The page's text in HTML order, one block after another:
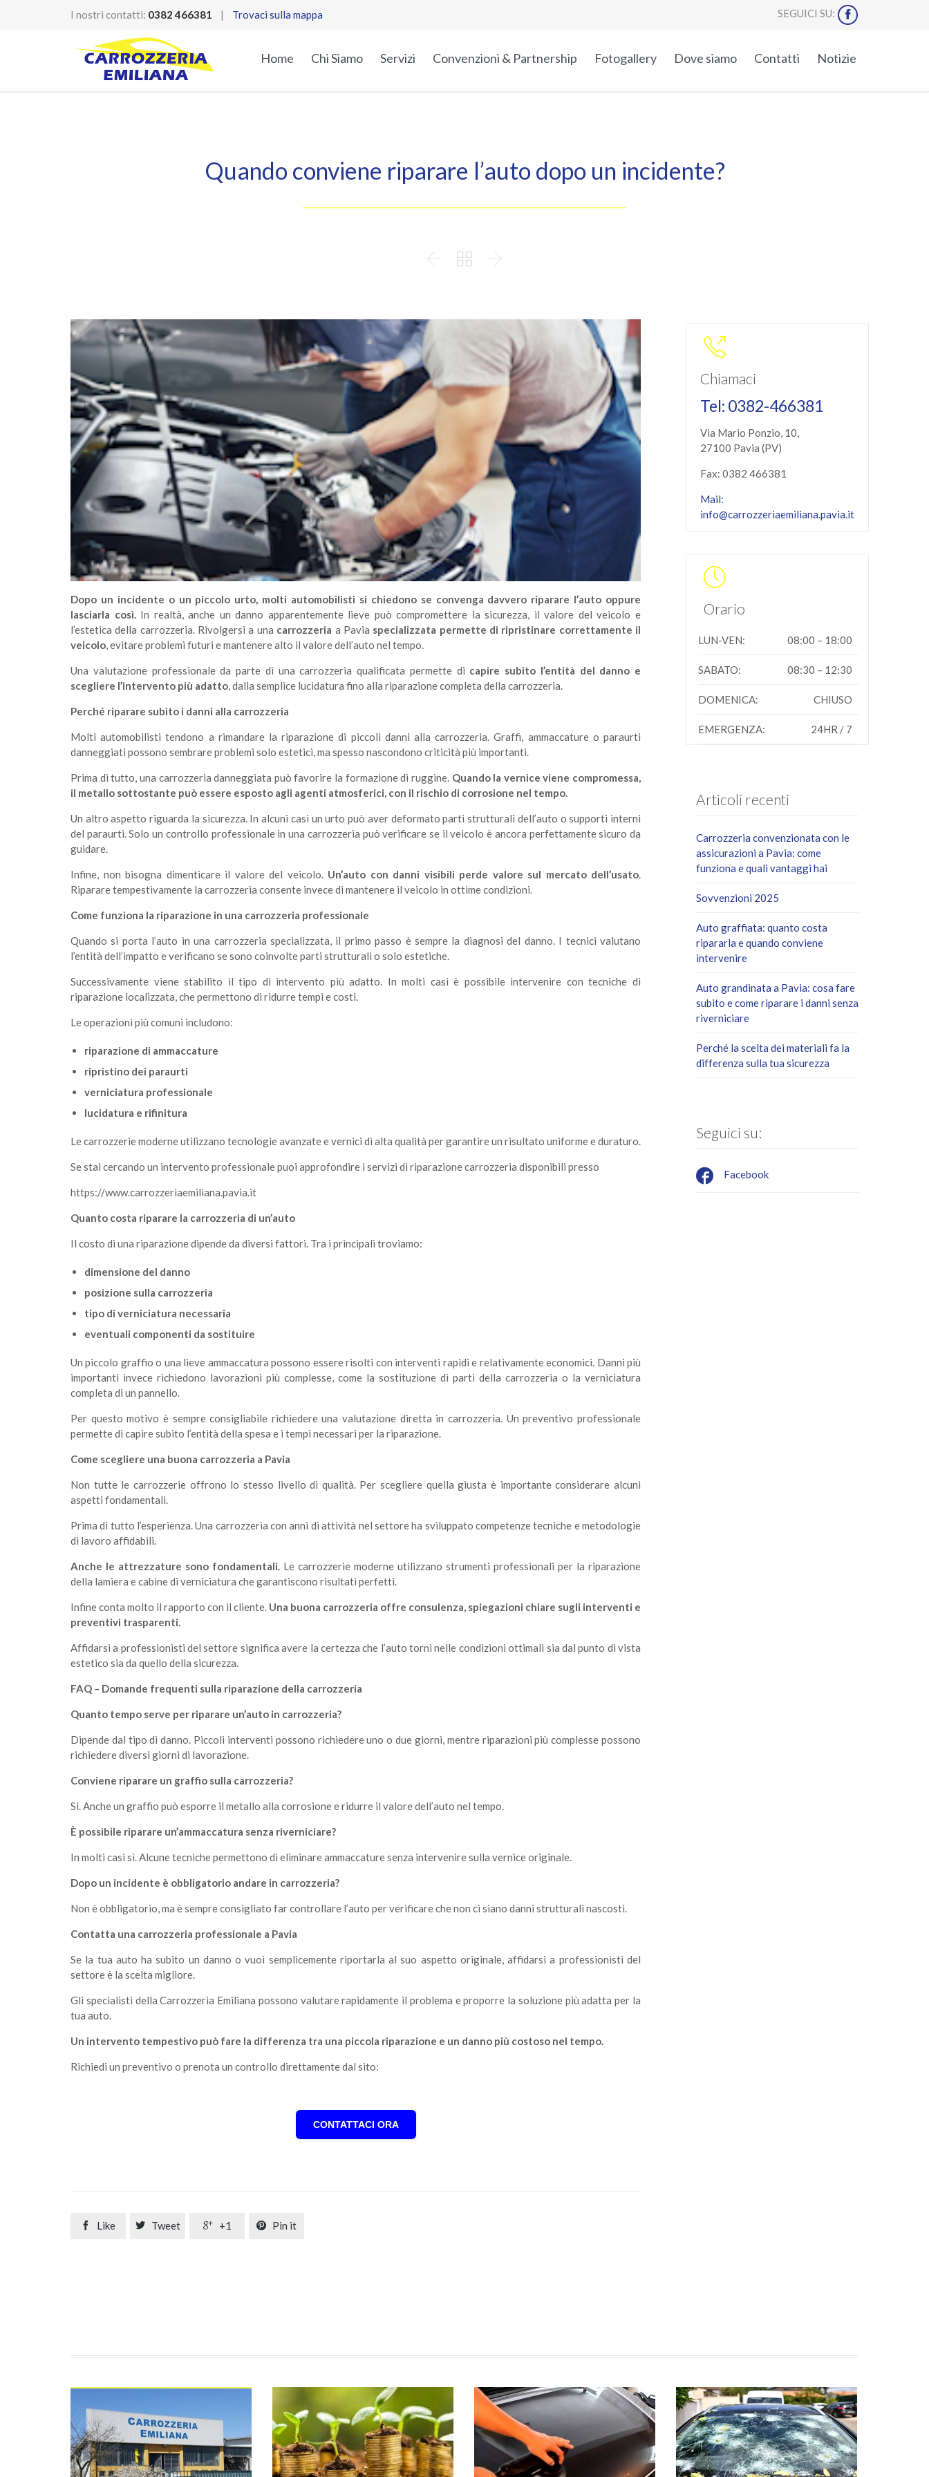
I nostri contatti: 0382 466381 | Trovaci sulla mappa SEGUICI SU: 
Home Chi Siamo Servizi Convenzioni & Partnership Fotogallery Dove siamo Contatti Notizie
Quando conviene riparare l’auto dopo un incidente?
  
Dopo un incidente o un piccolo urto, molti automobilisti si chiedono se convenga davvero riparare l’auto oppure
lasciarla così.In realtà, anche un danno apparentemente lieve può compromettere la sicurezza, il valore del veicolo e
l’estetica della carrozzeria. Rivolgersi a una carrozzeria a Pavia specializzata permette di ripristinare correttamente il
veicolo, evitare problemi futuri e mantenere alto il valore dell’auto nel tempo.
Una valutazione professionale da parte di una carrozzeria qualificata permette di capire subito l’entità del danno e
scegliere l’intervento più adatto, dalla semplice lucidatura fino alla riparazione completa della carrozzeria.
Perché riparare subito i danni alla carrozzeria
Molti automobilisti tendono a rimandare la riparazione di piccoli danni alla carrozzeria. Graffi, ammaccature o paraurti
danneggiati possono sembrare problemi solo estetici, ma spesso nascondono criticità più importanti.
Prima di tutto, una carrozzeria danneggiata può favorire la formazione di ruggine.Quando la vernice viene compromessa,
il metallo sottostante può essere esposto agli agenti atmosferici, con il rischio di corrosione nel tempo.
Un altro aspetto riguarda la sicurezza. In alcuni casi un urto può aver deformato parti strutturali dell’auto o supporti interni
del paraurti. Solo un controllo professionale in una carrozzeria può verificare se il veicolo è ancora perfettamente sicuro da
guidare.
Infine, non bisogna dimenticare il valore del veicolo. Un’auto con danni visibili perde valore sul mercato dell’usato.
Riparare tempestivamente la carrozzeria consente invece di mantenere il veicolo in ottime condizioni.
Come funziona la riparazione in una carrozzeria professionale
Quando si porta l’auto in una carrozzeria specializzata, il primo passo è sempre la diagnosi del danno. I tecnici valutano
l’entità dell’impatto e verificano se sono coinvolte parti strutturali o solo estetiche.
Successivamente viene stabilito il tipo di intervento più adatto. In molti casi è possibile intervenire con tecniche di
riparazione localizzata, che permettono di ridurre tempi e costi.
Le operazioni più comuni includono:
riparazione di ammaccature
ripristino dei paraurti
verniciatura professionale
lucidatura e rifinitura
Le carrozzerie moderne utilizzano tecnologie avanzate e vernici di alta qualità per garantire un risultato uniforme e duraturo.
Se stai cercando un intervento professionale puoi approfondire i servizi di riparazione carrozzeria disponibili presso
https://www.carrozzeriaemiliana.pavia.it
Quanto costa riparare la carrozzeria di un’auto
Il costo di una riparazione dipende da diversi fattori. Tra i principali troviamo:
dimensione del danno
posizione sulla carrozzeria
tipo di verniciatura necessaria
eventuali componenti da sostituire
Un piccolo graffio o una lieve ammaccatura possono essere risolti con interventi rapidi e relativamente economici. Danni più
importanti invece richiedono lavorazioni più complesse, come la sostituzione di parti della carrozzeria o la verniciatura
completa di un pannello.
Per questo motivo è sempre consigliabile richiedere una valutazione diretta in carrozzeria. Un preventivo professionale
permette di capire subito l’entità della spesa e i tempi necessari per la riparazione.
Come scegliere una buona carrozzeria a Pavia
Non tutte le carrozzerie offrono lo stesso livello di qualità. Per scegliere quella giusta è importante considerare alcuni
aspetti fondamentali.
Prima di tutto l’esperienza. Una carrozzeria con anni di attività nel settore ha sviluppato competenze tecniche e metodologie
di lavoro affidabili.
Anche le attrezzature sono fondamentali. Le carrozzerie moderne utilizzano strumenti professionali per la riparazione
della lamiera e cabine di verniciatura che garantiscono risultati perfetti.
Infine conta molto il rapporto con il cliente. Una buona carrozzeria offre consulenza, spiegazioni chiare sugli interventi e
preventivi trasparenti.
Affidarsi a professionisti del settore significa avere la certezza che l’auto torni nelle condizioni ottimali sia dal punto di vista
estetico sia da quello della sicurezza.
FAQ – Domande frequenti sulla riparazione della carrozzeria
Quanto tempo serve per riparare un’auto in carrozzeria?
Dipende dal tipo di danno. Piccoli interventi possono richiedere uno o due giorni, mentre riparazioni più complesse possono
richiedere diversi giorni di lavorazione.
Conviene riparare un graffio sulla carrozzeria?
Sì. Anche un graffio può esporre il metallo alla corrosione e ridurre il valore dell’auto nel tempo.
È possibile riparare un’ammaccatura senza riverniciare?
In molti casi sì. Alcune tecniche permettono di eliminare ammaccature senza intervenire sulla vernice originale.
Dopo un incidente è obbligatorio andare in carrozzeria?
Non è obbligatorio, ma è sempre consigliato far controllare l’auto per verificare che non ci siano danni strutturali nascosti.
Contatta una carrozzeria professionale a Pavia
Se la tua auto ha subito un danno o vuoi semplicemente riportarla al suo aspetto originale, affidarsi a professionisti del
settore è la scelta migliore.
Gli specialisti della Carrozzeria Emiliana possono valutare rapidamente il problema e proporre la soluzione più adatta per la
tua auto.
Un intervento tempestivo può fare la differenza tra una piccola riparazione e un danno più costoso nel tempo.
Richiedi un preventivo o prenota un controllo direttamente dal sito:
CONTATTACI ORA
 Like  Tweet  +1  Pin it

Chiamaci
Tel: 0382-466381
Via Mario Ponzio, 10,
27100 Pavia (PV)
Fax: 0382 466381
Mail:
info@carrozzeriaemiliana.pavia.it

Orario
LUN-VEN: 08:00 – 18:00
SABATO: 08:30 – 12:30
DOMENICA: CHIUSO
EMERGENZA: 24HR / 7
Articoli recenti
Carrozzeria convenzionata con le
assicurazioni a Pavia: come
funziona e quali vantaggi hai
Sovvenzioni 2025
Auto graffiata: quanto costa
ripararla e quando conviene
intervenire
Auto grandinata a Pavia: cosa fare
subito e come riparare i danni senza
riverniciare
Perché la scelta dei materiali fa la
differenza sulla tua sicurezza
Seguici su:
 Facebook